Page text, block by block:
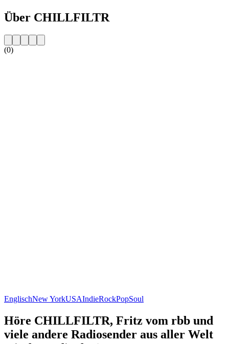
Über CHILLFILTR
(0)
EnglischNew YorkUSAIndieRockPopSoul
Höre CHILLFILTR, Fritz vom rbb und
viele andere Radiosender aus aller Welt